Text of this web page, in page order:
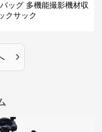
ッグ 多機能撮影機材収
クサック
›